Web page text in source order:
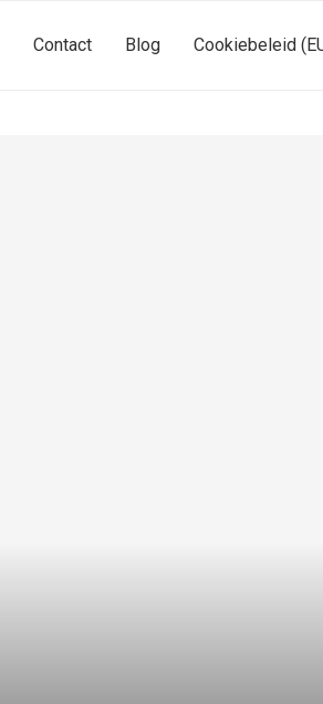
Contact Blog Cookiebeleid